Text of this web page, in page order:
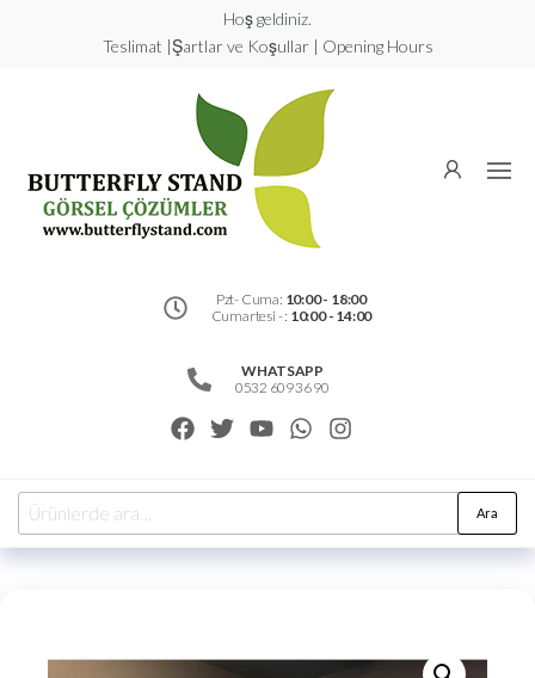
Hoş geldiniz.
Teslimat |Şartlar ve Koşullar | Opening Hours
Görsel
Pzt- Cuma: 10:00 - 18:00
Cumartesi - : 10:00 - 14:00
WHATSAPP
0532 609 36 90
Ara